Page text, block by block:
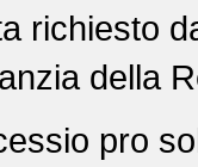
richiesto
della
pro